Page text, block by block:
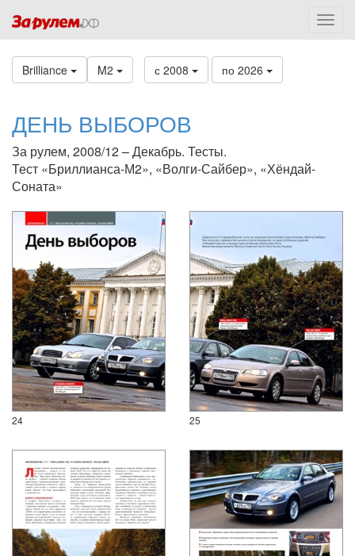
Brilliance M2 с 2008 по 2026
ДЕНЬ ВЫБОРОВ
За рулем, 2008/12 – Декабрь. Тесты.
Тест «Бриллианса-М2», «Волги-Сайбер», «Хёндай-
Соната»
24 25